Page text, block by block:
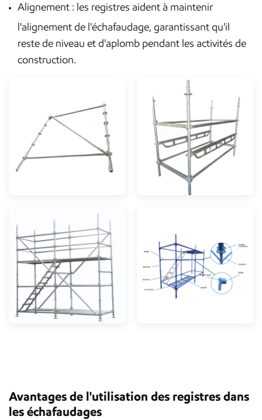
Alignement : les registres aident à maintenir
l'alignement de l'échafaudage, garantissant qu'il
reste de niveau et d'aplomb pendant les activités de
construction.
Avantages de l'utilisation des registres dans
les échafaudages